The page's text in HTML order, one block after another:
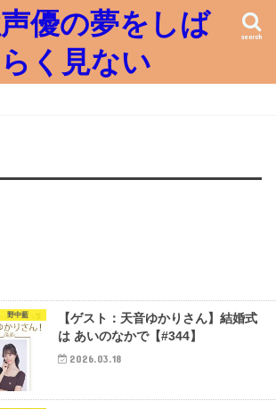
優の夢をしば
らく見ない
search
野中藍
【ゲスト：天音ゆかりさん】結婚式
は あいのなかで【#344】
2026.03.18